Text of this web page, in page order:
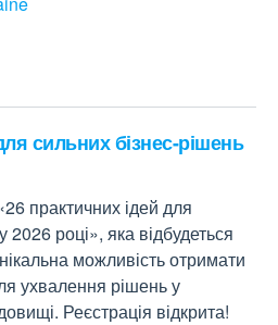
сильних бізнес-рішень
практичних ідей для
2026 році», яка відбудеться
можливість отримати
ухвалення рішень у
Реєстрація відкрита!